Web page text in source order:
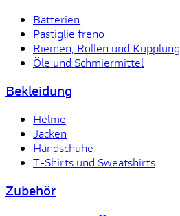
Batterien
Pastiglie freno
Riemen, Rollen und Kupplung
Öle und Schmiermittel
Bekleidung
Helme
Jacken
Handschuhe
T-Shirts und Sweatshirts
Zubehör